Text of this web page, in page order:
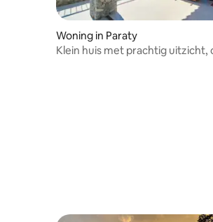
Woning in Paraty
Klein huis met prachtig uitzicht,